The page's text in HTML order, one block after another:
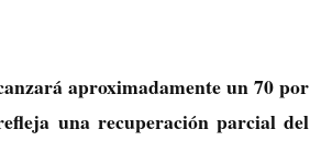
aproximadamente un 70 por
una recuperación parcial del